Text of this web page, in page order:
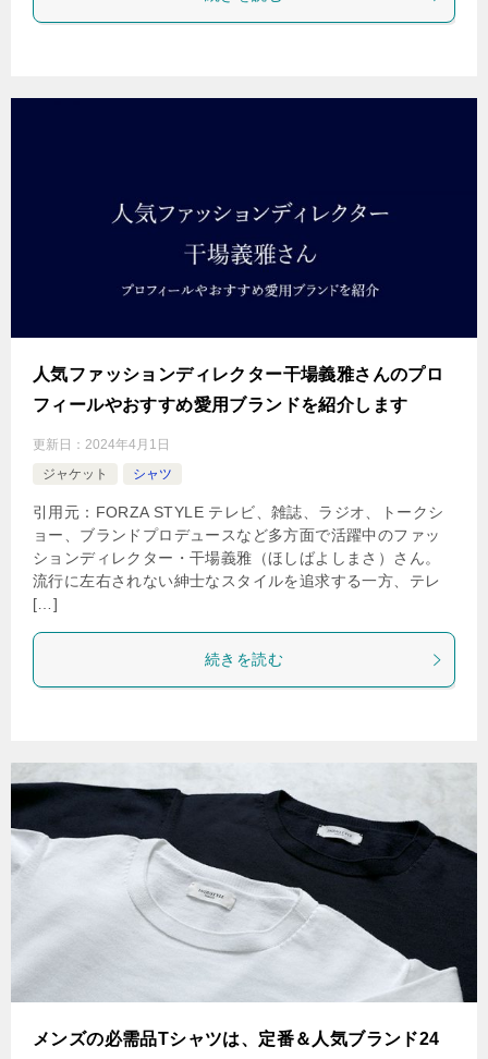
人気ファッションディレクター干場義雅さんのプロ
フィールやおすすめ愛用ブランドを紹介します
更新日： 2024年4月1日
ジャケット
シャツ
引用元：FORZA STYLE テレビ、雑誌、ラジオ、トークシ
ョー、ブランドプロデュースなど多方面で活躍中のファッ
ションディレクター・干場義雅（ほしばよしまさ）さん。
流行に左右されない紳士なスタイルを追求する一方、テレ
[…]
続きを読む
メンズの必需品Tシャツは、定番＆人気ブランド24